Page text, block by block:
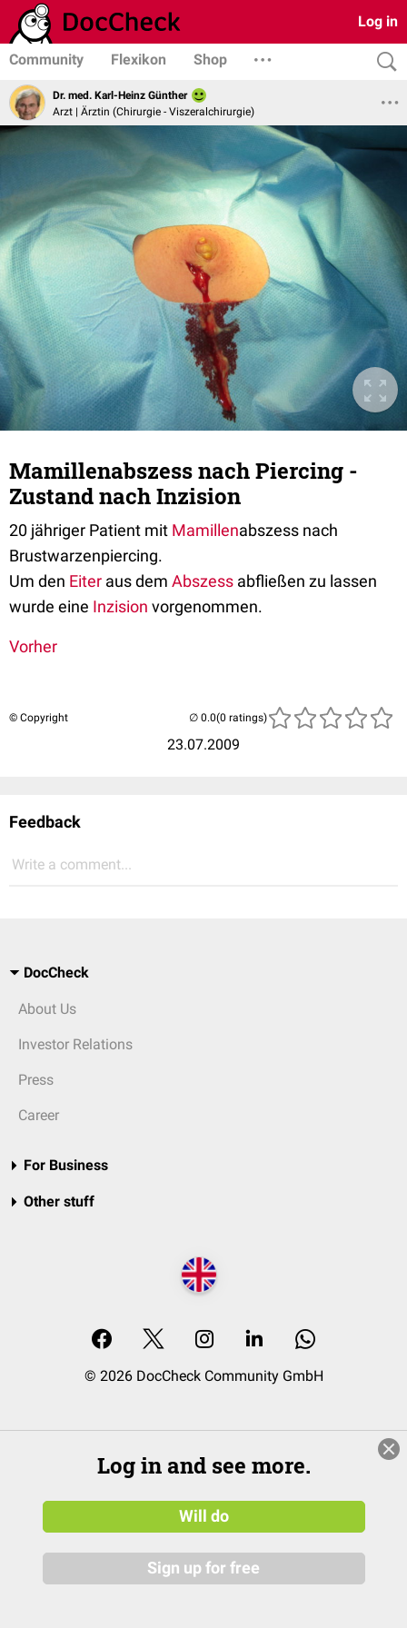
Log in
Community Flexikon Shop
Dr. med. Karl-Heinz Günther
Arzt | Ärztin (Chirurgie - Viszeralchirurgie)
Mamillenabszess nach Piercing -
Zustand nach Inzision
20 jähriger Patient mit Mamillenabszess nach
Brustwarzenpiercing.
Um den Eiter aus dem Abszess abfließen zu lassen
wurde eine Inzision vorgenommen.
Vorher
© Copyright
23.07.2009
(0 ratings)
Feedback
Write a comment...
DocCheck
About Us
Investor Relations
Press
Career
For Business
Other stuff
© 2026 DocCheck Community GmbH
Log in and see more.
Will do
Sign up for free